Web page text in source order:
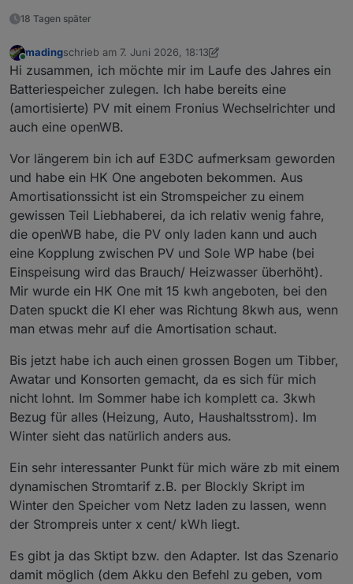
18 Tagen später
madingschrieb am 7. Juni 2026, 18:13
zuletzt editiert von mading6. Juli 2026, 20:14
Hi zusammen, ich möchte mir im Laufe des Jahres ein
Batteriespeicher zulegen. Ich habe bereits eine
(amortisierte) PV mit einem Fronius Wechselrichter und
auch eine openWB.
Vor längerem bin ich auf E3DC aufmerksam geworden
und habe ein HK One angeboten bekommen. Aus
Amortisationssicht ist ein Stromspeicher zu einem
gewissen Teil Liebhaberei, da ich relativ wenig fahre,
die openWB habe, die PV only laden kann und auch
eine Kopplung zwischen PV und Sole WP habe (bei
Einspeisung wird das Brauch/ Heizwasser überhöht).
Mir wurde ein HK One mit 15 kwh angeboten, bei den
Daten spuckt die KI eher was Richtung 8kwh aus, wenn
man etwas mehr auf die Amortisation schaut.
Bis jetzt habe ich auch einen grossen Bogen um Tibber,
Awatar und Konsorten gemacht, da es sich für mich
nicht lohnt. Im Sommer habe ich komplett ca. 3kwh
Bezug für alles (Heizung, Auto, Haushaltsstrom). Im
Winter sieht das natürlich anders aus.
Ein sehr interessanter Punkt für mich wäre zb mit einem
dynamischen Stromtarif z.B. per Blockly Skript im
Winter den Speicher vom Netz laden zu lassen, wenn
der Strompreis unter x cent/ kWh liegt.
Es gibt ja das Sktipt bzw. den Adapter. Ist das Szenario
damit möglich (dem Akku den Befehl zu geben, vom